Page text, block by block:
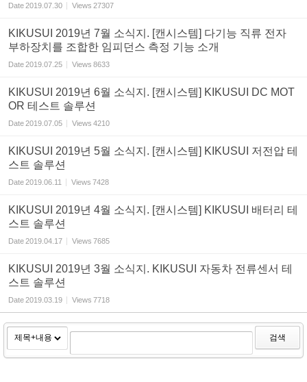
Date2019.07.30 Views 27307
KIKUSUI 2019년 7월 소식지. [캔시스템] 다기능 직류 전자
부하장치를 조합한 임피던스 측정 기능 소개
Date2019.07.25 Views 8633
KIKUSUI 2019년 6월 소식지. [캔시스템] KIKUSUI DC MOT
OR 테스트 솔루션
Date2019.07.05 Views 4210
KIKUSUI 2019년 5월 소식지. [캔시스템] KIKUSUI 저전압 테
스트 솔루션
Date2019.06.11 Views 7428
KIKUSUI 2019년 4월 소식지. [캔시스템] KIKUSUI 배터리 테
스트 솔루션
Date2019.04.17 Views 7685
KIKUSUI 2019년 3월 소식지. KIKUSUI 자동차 전류센서 테
스트 솔루션
Date2019.03.19 Views 7718
검색